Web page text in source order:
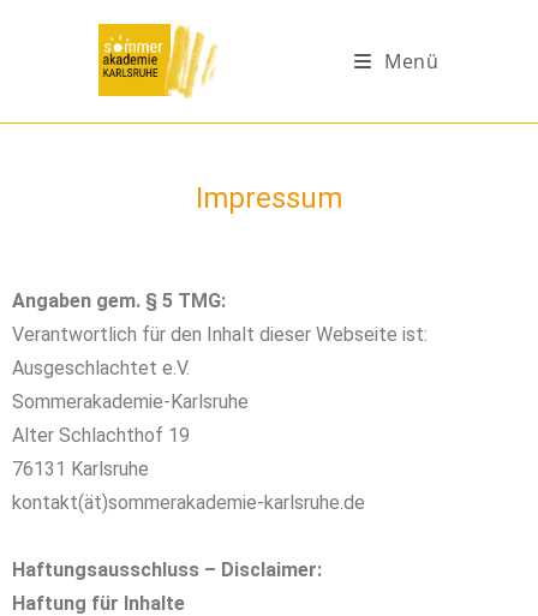
Menü
Impressum
Angaben gem. § 5 TMG:
Verantwortlich für den Inhalt dieser Webseite ist:
Ausgeschlachtet e.V.
Sommerakademie-Karlsruhe
Alter Schlachthof 19
76131 Karlsruhe
kontakt(ät)sommerakademie-karlsruhe.de
Haftungsausschluss – Disclaimer:
Haftung für Inhalte